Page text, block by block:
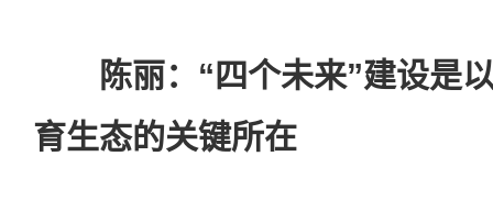
陈丽：“四个未来”建设是
育生态的关键所在